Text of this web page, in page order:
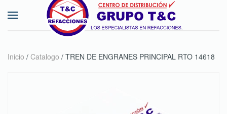
Skip to main content
Inicio / Catalogo / TREN DE ENGRANES PRINCIPAL RTO 14618